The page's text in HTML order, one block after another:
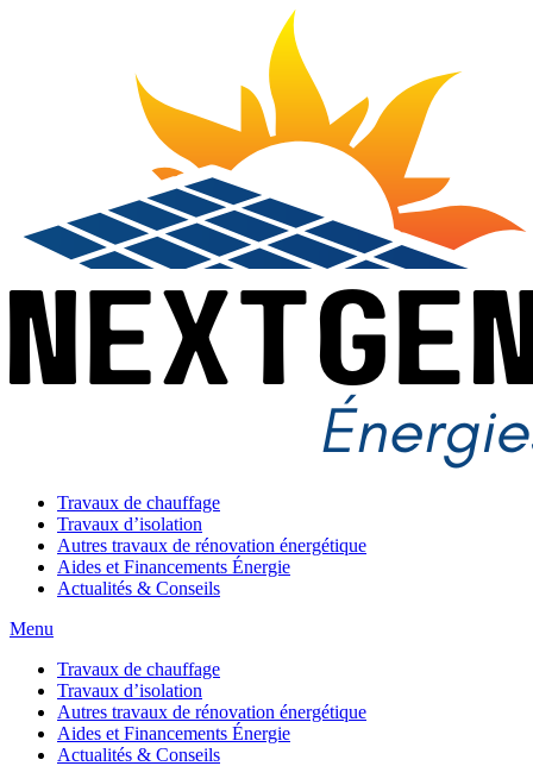
Travaux de chauffage
Travaux d’isolation
Autres travaux de rénovation énergétique
Aides et Financements Énergie
Actualités & Conseils
Menu
Travaux de chauffage
Travaux d’isolation
Autres travaux de rénovation énergétique
Aides et Financements Énergie
Actualités & Conseils